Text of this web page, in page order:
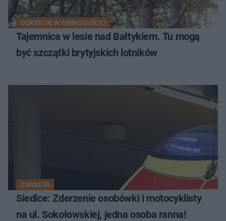
ODKRYCIE W ŚWINOUJŚCIU
Tajemnica w lesie nad Bałtykiem. Tu mogą
być szczątki brytyjskich lotników
Z MIASTA
Siedlce: Zderzenie osobówki i motocyklisty
na ul. Sokołowskiej, jedna osoba ranna!